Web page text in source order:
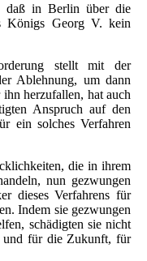
daß in Berlin über die
Königs Georg V. kein
stellt mit der
Ablehnung, um dann
herzufallen, hat auch
Anspruch auf den
ein solches Verfahren
die in ihrem
nun gezwungen
dieses Verfahrens für
Indem sie gezwungen
schädigten sie nicht
und für die Zukunft, für